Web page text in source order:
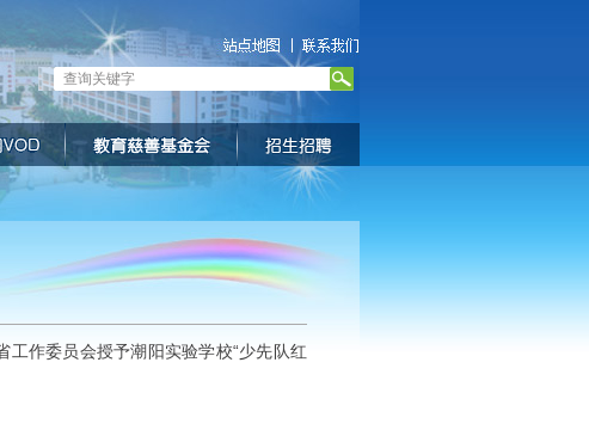
作委员会授予潮阳实验学校“少先队红